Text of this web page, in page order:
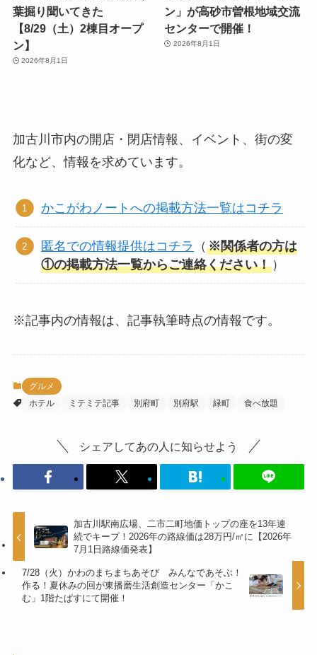
葉掘り聞いてきた
【8/29（土）2棟目オープ
ン】
2026年8月1日
ン」が高砂市曽根地域交流
センターで開催！
2026年8月1日
加古川市内の開店・閉店情報、イベント、街の変
化など、情報を求めています。
かこがわノートへの掲載方法一覧はコチラ
匿名での情報提供はコチラ （※関係者の方は
①の掲載方法一覧からご連絡ください！ ）
※記事内の情報は、記事執筆時点の情報です。
グルメ
ホテル
ミテミテ記事 別府町 別府駅 緑町 食べ放題
シェアしてあの人に知らせよう
加古川駅南広場、二市二町地価トップの座を13年連
続でキープ！2026年の路線価は28万円/㎡に【2026年
7月1日路線価発表】
7/28（火）かわのまちまちあそび みんなであそぶ！
作る！夏休みの回が東播磨生活創造センター「かこ
む」1階たぱすにて開催！